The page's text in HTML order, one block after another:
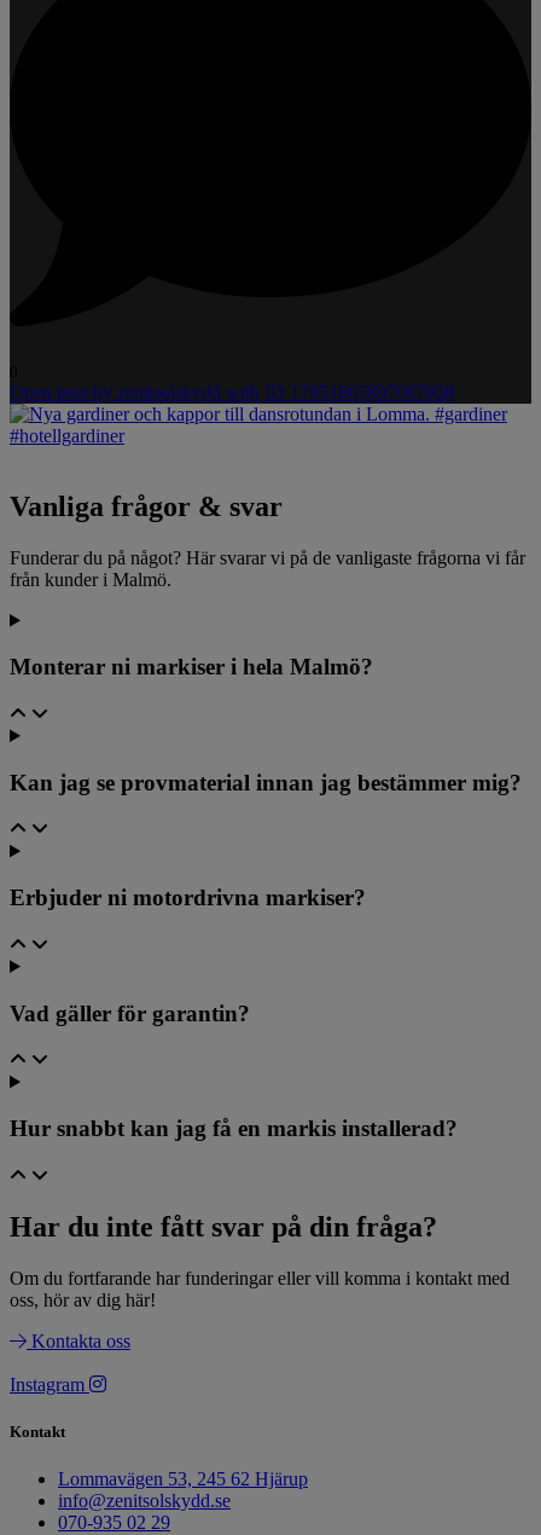
Open post by zenitsolskydd with ID 17951865897087858
Vanliga frågor & svar
Funderar du på något? Här svarar vi på de vanligaste frågorna vi får
från kunder i Malmö.
Monterar ni markiser i hela Malmö?
Kan jag se provmaterial innan jag bestämmer mig?
Erbjuder ni motordrivna markiser?
Vad gäller för garantin?
Hur snabbt kan jag få en markis installerad?
Har du inte fått svar på din fråga? ​
Om du fortfarande har funderingar eller vill komma i kontakt med
oss, hör av dig här!
Kontakta oss
Instagram
Kontakt
Lommavägen 53, 245 62 Hjärup
info@zenitsolskydd.se
070-935 02 29